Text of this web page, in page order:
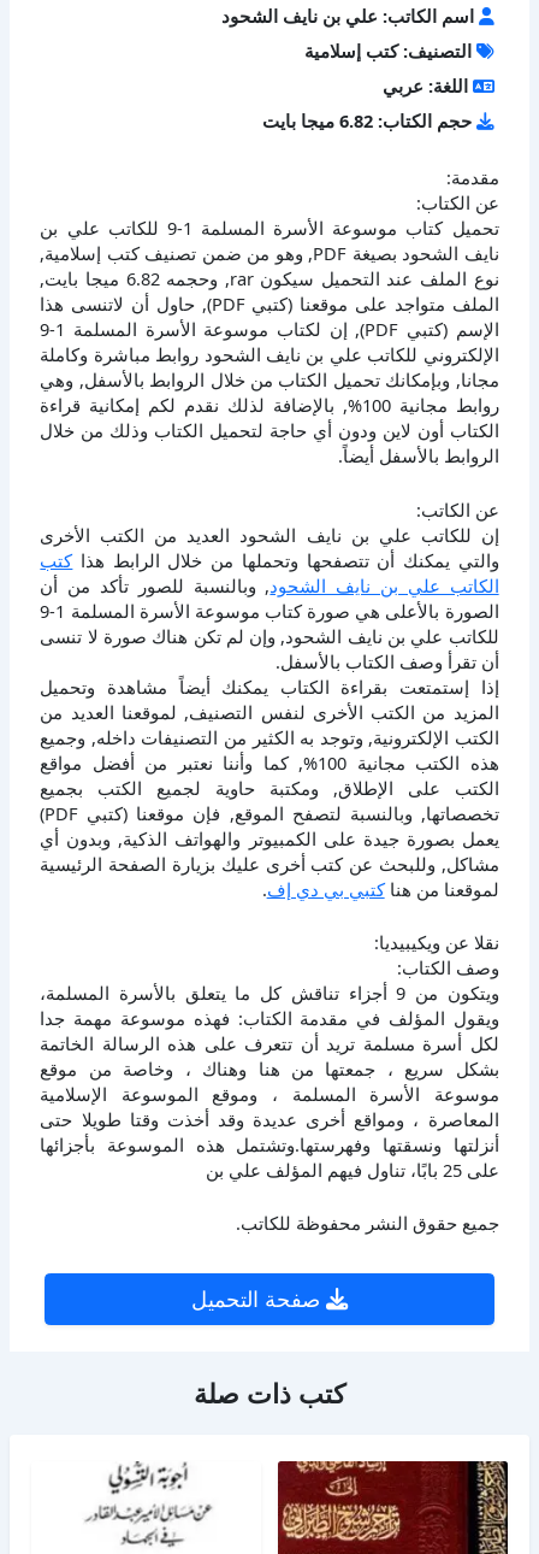
اسم الكاتب: علي بن نايف الشحود
التصنيف: كتب إسلامية
اللغة: عربي
حجم الكتاب: 6.82 ميجا بايت
مقدمة:
عن الكتاب:
تحميل كتاب موسوعة الأسرة المسلمة 1-9 للكاتب علي بن
نايف الشحود بصيغة PDF, وهو من ضمن تصنيف كتب إسلامية,
نوع الملف عند التحميل سيكون rar, وحجمه 6.82 ميجا بايت,
الملف متواجد على موقعنا (كتبي PDF), حاول أن لاتنسى هذا
الإسم (كتبي PDF), إن لكتاب موسوعة الأسرة المسلمة 1-9
الإلكتروني للكاتب علي بن نايف الشحود روابط مباشرة وكاملة
مجانا, وبإمكانك تحميل الكتاب من خلال الروابط بالأسفل, وهي
روابط مجانية 100%, بالإضافة لذلك نقدم لكم إمكانية قراءة
الكتاب أون لاين ودون أي حاجة لتحميل الكتاب وذلك من خلال
الروابط بالأسفل أيضاً.
عن الكاتب:
إن للكاتب علي بن نايف الشحود العديد من الكتب الأخرى
والتي يمكنك أن تتصفحها وتحملها من خلال الرابط هذاكتب
الكاتب علي بن نايف الشحود, وبالنسبة للصور تأكد من أن
الصورة بالأعلى هي صورة كتاب موسوعة الأسرة المسلمة 1-9
للكاتب علي بن نايف الشحود, وإن لم تكن هناك صورة لا تنسى
أن تقرأ وصف الكتاب بالأسفل.
إذا إستمتعت بقراءة الكتاب يمكنك أيضاً مشاهدة وتحميل
المزيد من الكتب الأخرى لنفس التصنيف, لموقعنا العديد من
الكتب الإلكترونية, وتوجد به الكثير من التصنيفات داخله, وجميع
هذه الكتب مجانية 100%, كما وأننا نعتبر من أفضل مواقع
الكتب على الإطلاق, ومكتبة حاوية لجميع الكتب بجميع
تخصصاتها, وبالنسبة لتصفح الموقع, فإن موقعنا (كتبي PDF)
يعمل بصورة جيدة على الكمبيوتر والهواتف الذكية, وبدون أي
مشاكل, وللبحث عن كتب أخرى عليك بزيارة الصفحة الرئيسية
لموقعنا من هناكتبي بي دي إف.
نقلا عن ويكيبيديا:
وصف الكتاب:
ويتكون من 9 أجزاء تناقش كل ما يتعلق بالأسرة المسلمة،
ويقول المؤلف في مقدمة الكتاب: فهذه موسوعة مهمة جدا
لكل أسرة مسلمة تريد أن تتعرف على هذه الرسالة الخاتمة
بشكل سريع ، جمعتها من هنا وهناك ، وخاصة من موقع
موسوعة الأسرة المسلمة ، وموقع الموسوعة الإسلامية
المعاصرة ، ومواقع أخرى عديدة وقد أخذت وقتا طويلا حتى
أنزلتها ونسقتها وفهرستها.وتشتمل هذه الموسوعة بأجزائها
على 25 بابًا، تناول فيهم المؤلف علي بن
جميع حقوق النشر محفوظة للكاتب.
صفحة التحميل
كتب ذات صلة